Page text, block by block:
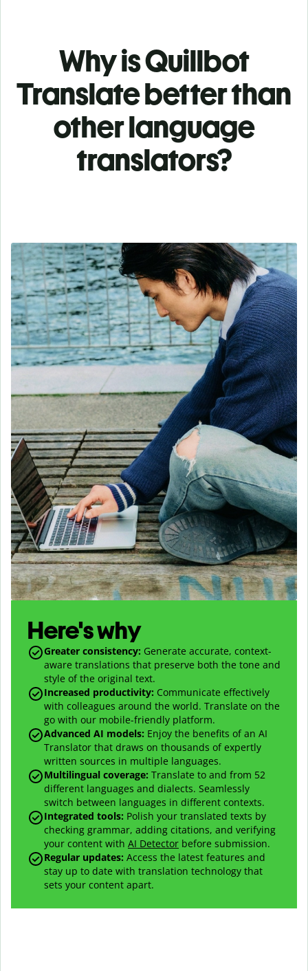
Why is Quillbot
Translate better than
other language
translators?
Here's why
Greater consistency: Generate accurate, context-
aware translations that preserve both the tone and
style of the original text.
Increased productivity: Communicate effectively
with colleagues around the world. Translate on the
go with our mobile-friendly platform.
Advanced AI models: Enjoy the benefits of an AI
Translator that draws on thousands of expertly
written sources in multiple languages.
Multilingual coverage: Translate to and from 52
different languages and dialects. Seamlessly
switch between languages in different contexts.
Integrated tools: Polish your translated texts by
checking grammar, adding citations, and verifying
your content with AI Detector before submission.
Regular updates: Access the latest features and
stay up to date with translation technology that
sets your content apart.